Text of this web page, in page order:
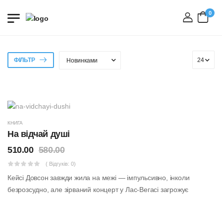
вхід
0
ФІЛЬТР
КНИГА
На відчай душі
510.00 580.00
( Відгуків: 0)
Кейсі Довсон завжди жила на межі — імпульсивно, інколи
безрозсудно, але зірваний концерт у Лас-Вегасі загрожує